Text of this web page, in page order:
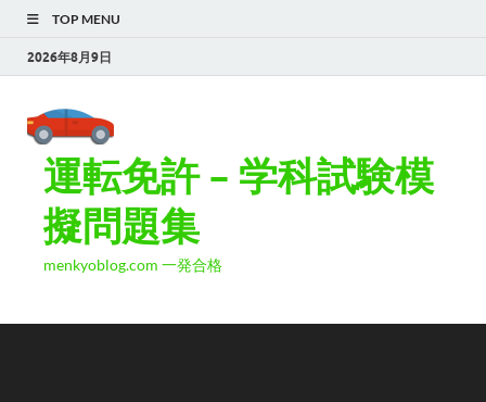
TOP MENU
2026年8月9日
運転免許 – 学科試験模
擬問題集
menkyoblog.com 一発合格